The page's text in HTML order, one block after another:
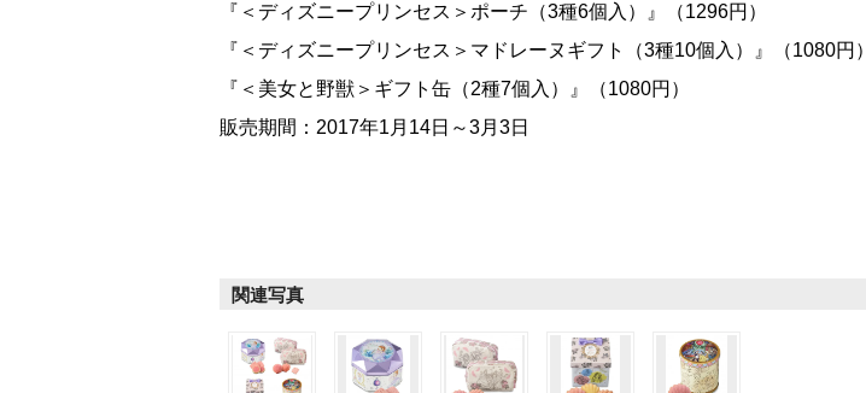
『＜ディズニープリンセス＞ポーチ（3種6個入）』（1296円）
『＜ディズニープリンセス＞マドレーヌギフト（3種10個入）』（1080円）
『＜美女と野獣＞ギフト缶（2種7個入）』（1080円）
販売期間：2017年1月14日～3月3日
関連写真